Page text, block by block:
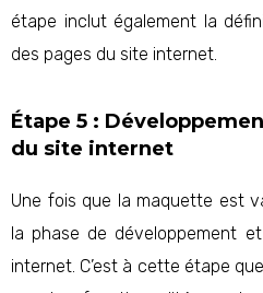
étape inclut également la
des pages du site internet.
Étape 5 :
du site internet
Une fois que la maquette est
la phase de développement
internet. C’est à cette étape